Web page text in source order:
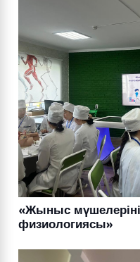
«Жыныс
физиологиясы»